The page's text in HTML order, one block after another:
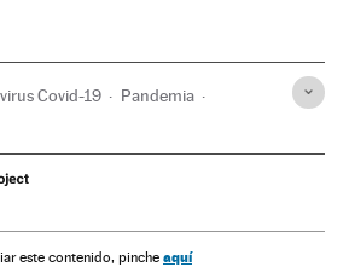
Covid-19 Pandemia
Latina
Romeu Zema Neto
este contenido, pinche aquí